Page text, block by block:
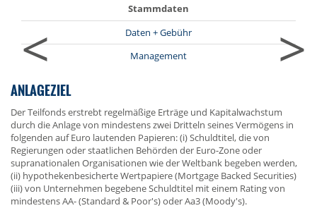
<
Stammdaten
Daten + Gebühr
Management
>
ANLAGEZIEL
Der Teilfonds erstrebt regelmäßige Erträge und Kapitalwachstum
durch die Anlage von mindestens zwei Dritteln seines Vermögens in
folgenden auf Euro lautenden Papieren: (i) Schuldtitel, die von
Regierungen oder staatlichen Behörden der Euro-Zone oder
supranationalen Organisationen wie der Weltbank begeben werden,
(ii) hypothekenbesicherte Wertpapiere (Mortgage Backed Securities)
(iii) von Unternehmen begebene Schuldtitel mit einem Rating von
mindestens AA- (Standard & Poor's) oder Aa3 (Moody's).